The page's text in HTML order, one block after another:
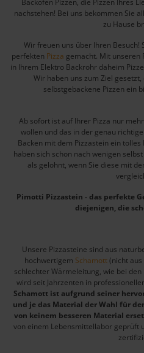
nachstehen! Bei uns bekommen Sie
zu Hause
Wir freuen uns über Ihren Besuch!
perfekten Pizza gemacht. Mit unseren
in Ihrem Elektro Backrohr daheim
Wir haben uns zum Ziel
selbstgebackene Pizzen ein
Ab sofort ist auf Ihrer Pizza nur
wollen und das in der genau
Backen mit dem Pizzastein ein
haben sich schon nach wenigen
als gelohnt, wenn Sie diese mit
Pimotti Pizzastein - das perfekte
diejenigen, die
Unsere Pizzasteine sind aus
hochwertigem Schamott(nicht
schlechter Wärmeleitung, wie bei
wird seit Jahrzenten in
Schamott ist aufgrund seiner
und je das Material der Wahl für
von keinem besseren Material
von einem Lebensmittellabor geprüft